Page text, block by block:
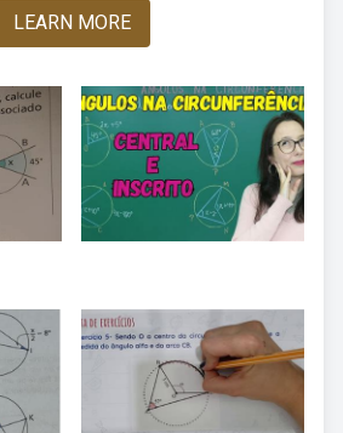
LEARN MORE